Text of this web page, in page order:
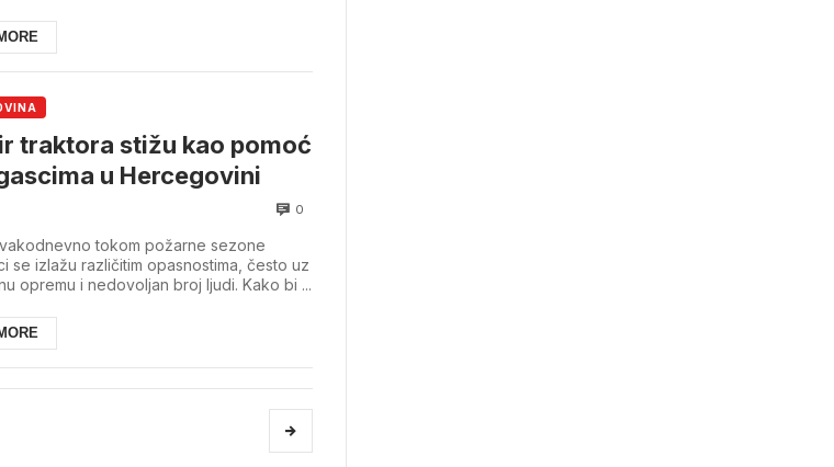
traktora stižu kao pomoć
u Hercegovini
0
tokom požarne sezone
se izlažu različitim opasnostima, često uz
opremu i nedovoljan broj ljudi. Kako bi ...